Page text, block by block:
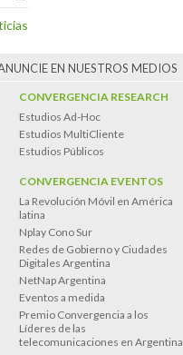
EN NUESTROS MEDIOS
CONVERGENCIA RESEARCH
Estudios Ad-Hoc
Estudios MultiCliente
Estudios Públicos
CONVERGENCIA EVENTOS
La Revolución Móvil en América
latina
Nplay Cono Sur
Redes de Gobierno y Ciudades
Digitales Argentina
NetNap Argentina
Eventos a medida
Premio Convergencia a los
Líderes de las
telecomunicaciones en Argentina